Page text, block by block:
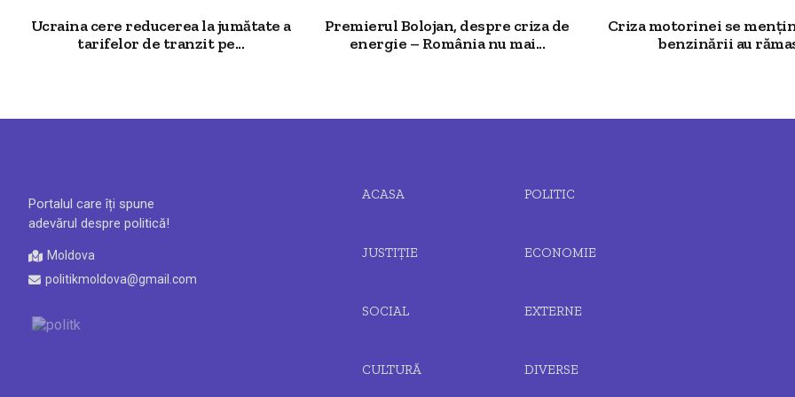
Ucraina cere reducerea la jumătate a
tarifelor de tranzit pe...
Premierul Bolojan, despre criza de
energie – România nu mai...
Criza motorinei se
benzinării au
Portalul care îți spune
adevărul despre politică!
Moldova
politikmoldova@gmail.com
ACASA POLITIC
JUSTIȚIE ECONOMIE
SOCIAL EXTERNE
CULTURĂ DIVERSE